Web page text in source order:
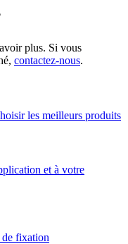
plus. Si vous
contactez-nous.
les meilleurs produits
et à votre
de fixation